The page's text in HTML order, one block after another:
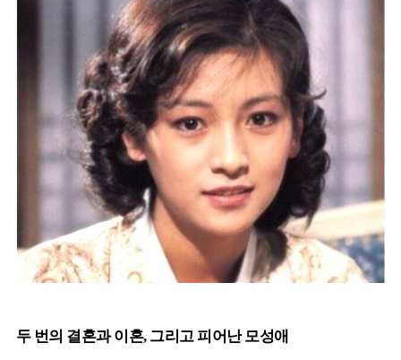
두 번의 결혼과 이혼, 그리고 피어난 모성애